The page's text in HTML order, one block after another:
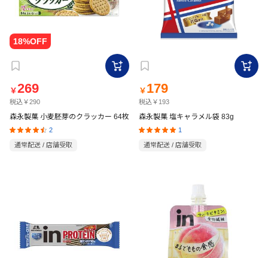
￥269
税込￥290
森永製菓 小麦胚芽のクラッカー 64枚
2
通常配送 / 店舗受取
￥ 179
税込￥193
森永製菓 塩キャラメル袋 83g
1
通常配送 / 店舗受取